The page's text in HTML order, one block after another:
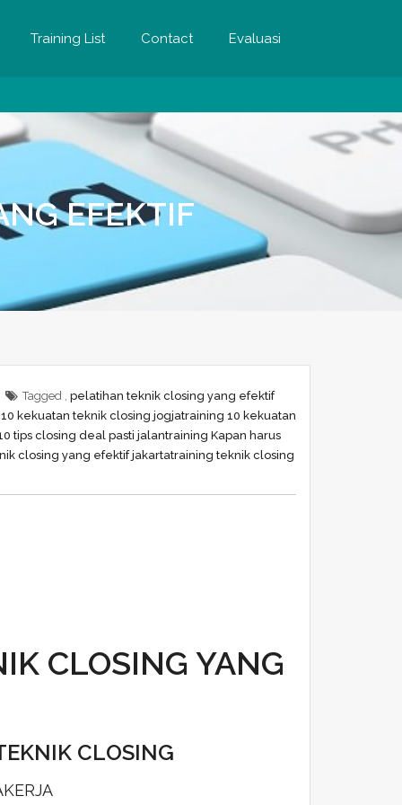
Training List Contact Evaluasi
EFEKTIF
Tagged , pelatihan teknik closing yang efektif
kekuatan teknik closing jogjatraining 10 kekuatan
tips closing deal pasti jalantraining Kapan harus
closing yang efektif jakartatraining teknik closing
CLOSING YANG
CLOSING